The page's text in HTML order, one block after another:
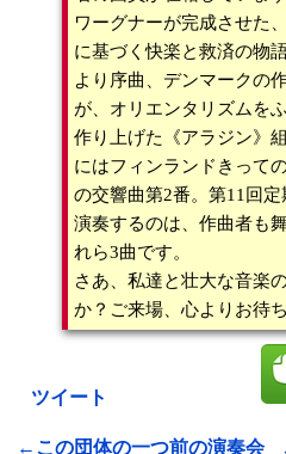
ワーグナーが完成させた
に基づく快楽と救済の物
より序曲、デンマークの
が、オリエンタリズムを
作り上げた《アラジン》
にはフィンランドきって
の交響曲第2番。第11回
演奏するのは、作曲者も
れら3曲です。
さあ、私達と壮大な音楽
か？ご来場、心よりお待
ツイート
←この団体の一つ前の演奏会